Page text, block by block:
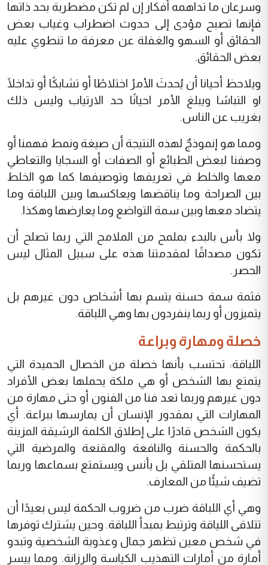
وسرعان ما تداهمه أفكار إن لم تكن مضطربة بحد ذاتها
فإنها تصبح مؤدى إلى حدوث اضطراب وغياب بعض
الحقائق أو السهو والغفلة عن معرفة ما تنطوي عليه
بعض الحقائق.
ويلاحظ أحيانا أن يُحدثَ الأمرُ اختلاطًا أو تشابكًا أو تداخلًا
او التباسًا ويبلغ الأمر احيانًا حد الارتياب وليس ذلك
بغريب عن الناس.
ومما هو إنموذجٌ لهذه النتيجة أن صيغة ونمط فهمنا أو
وصفنا لبعض الطبائع أو الصفات أو السجايا والتعاطي
معها والخلط في تعريفها وتوصيفها كما هو الخلط
بين الصراحة وما يناقضها ويعاكسها وبين اللباقة وما
يتضاد معها وبين سمة التواضع وما يعارضها وهكذا.
ولا بأس بالبدء بملمح من الملامح التي ربما تصلح أن
تكون مصداقًا لمقدمتنا هذه على سبيل المثال ليس
الحصر.
فثمة سمة حسنة يتسم بها أشخاص دون غيرهم بل
يتميزون أو ربما ينفردون بها وهي اللباقة.
خصلة ومهارة وبراعة
اللباقة: تحتسب بأنها خصلة من الخصال الحميدة التي
يتمتع بها الشخص أو هي ملكة يحملها بعض الأفراد
دون غيرهم وربما تعد فنا من الفنون أو حتى مهارة من
المهارات التي بمقدور الإنسان أن يمارسها ببراعة. أي
يكون الشخص قادرًا على إطلاق الكلمة الرشيقة المزينة
بالحكمة والحسنة والنافعة والمقنعة والمرضية التي
يستحسنها المتلقي بل يأنس ويستمتع بسماعها وربما
تضيف شيئًا من المعارف.
وهي أي اللباقة ضرب من ضروب الحكمة ليس بعيدًا أن
تتلاقى اللياقة وترتبط بمبدأ اللباقة. وحين يشترك توفرها
في شخص معين تظهر جمال وعذوبة الشخصية وتبدو
أمارة من أمارات التهذيب الكياسة والرزانة. ومما ييسر